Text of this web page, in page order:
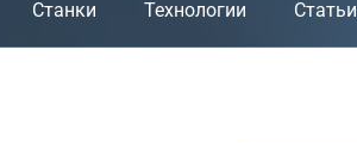
Станки Технологии Статьи